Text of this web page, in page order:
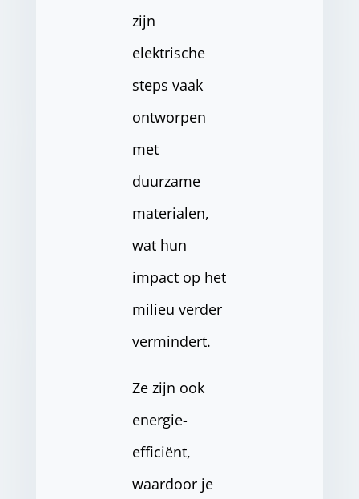
zijn
elektrische
steps vaak
ontworpen
met
duurzame
materialen,
wat hun
impact op het
milieu verder
vermindert.
Ze zijn ook
energie-
efficiënt,
waardoor je